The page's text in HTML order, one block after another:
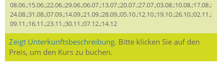
08.06.;15.06.;22.06.;29.06.;06.07.;13.07.;20.07.;27.07.;03.08.;10.08.;17.08.;
24.08.;31.08.;07.09.;14.09.;21.09.;28.09.;05.10.;12.10.;19.10.;26.10.;02.11.;
09.11.;16.11.;23.11.;30.11.;07.12.;14.12
Zeigt Unterkunftsbeschreibung. Bitte klicken Sie auf den
Preis, um den Kurs zu buchen.